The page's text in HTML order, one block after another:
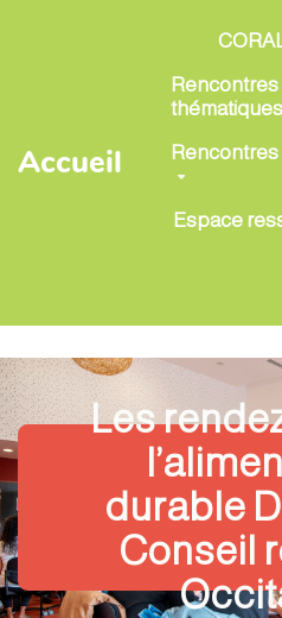
Aller au contenu principal
Accueil
Rencontres
thématiques
Rencontres
Espace
Les
durable
Conseil